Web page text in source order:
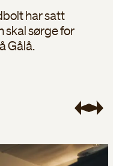
har satt
skal sørge for
Gålå.